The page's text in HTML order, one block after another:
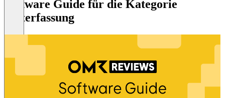
Software Guide für die Kategorie
Zeiterfassung